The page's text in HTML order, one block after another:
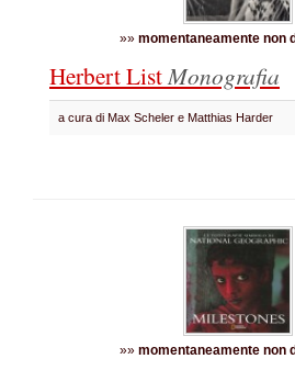
»» momentaneamente non
Herbert ListMonografia
a cura di Max Scheler e Matthias Harder
»» momentaneamente non